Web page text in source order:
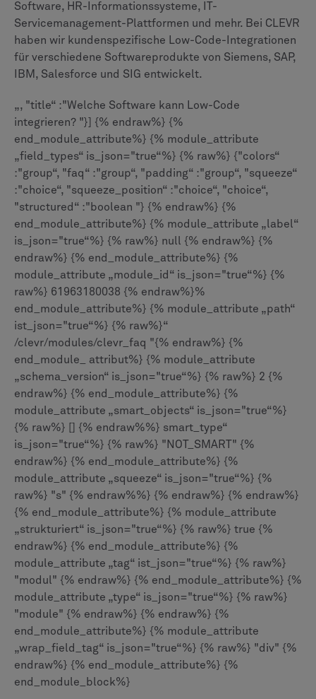
Software, HR-Informationssysteme, IT-
Servicemanagement-Plattformen und mehr. Bei CLEVR
haben wir kundenspezifische Low-Code-Integrationen
für verschiedene Softwareprodukte von Siemens, SAP,
IBM, Salesforce und SIG entwickelt.
„, "title“ :"Welche Software kann Low-Code
integrieren? "}] {% endraw%} {%
end_module_attribute%} {% module_attribute
„field_types“ is_json="true“%} {% raw%} {"colors“
:"group“, "faq“ :"group“, "padding“ :"group“, "squeeze“
:"choice“, "squeeze_position“ :"choice“, "choice“,
"structured“ :"boolean "} {% endraw%} {%
end_module_attribute%} {% module_attribute „label“
is_json="true“%} {% raw%} null {% endraw%} {%
endraw%} {% end_module_attribute%} {%
module_attribute „module_id“ is_json="true“%} {%
raw%} 61963180038 {% endraw%}%
end_module_attribute%} {% module_attribute „path“
ist_json="true“%} {% raw%}“
/clevr/modules/clevr_faq "{% endraw%} {%
end_module_ attribut%} {% module_attribute
„schema_version“ is_json="true“%} {% raw%} 2 {%
endraw%} {% end_module_attribute%} {%
module_attribute „smart_objects“ is_json="true“%}
{% raw%} [] {% endraw%%} smart_type“
is_json="true“%} {% raw%} "NOT_SMART" {%
endraw%} {% end_module_attribute%} {%
module_attribute „squeeze“ is_json="true“%} {%
raw%} "s" {% endraw%%} {% endraw%} {% endraw%}
{% end_module_attribute%} {% module_attribute
„strukturiert“ is_json="true“%} {% raw%} true {%
endraw%} {% end_module_attribute%} {%
module_attribute „tag“ ist_json="true“%} {% raw%}
"modul" {% endraw%} {% end_module_attribute%} {%
module_attribute „type“ is_json="true“%} {% raw%}
"module" {% endraw%} {% endraw%} {%
end_module_attribute%} {% module_attribute
„wrap_field_tag“ is_json="true“%} {% raw%} "div" {%
endraw%} {% end_module_attribute%} {%
end_module_block%}